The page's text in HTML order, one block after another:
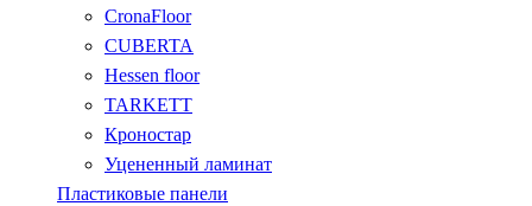
CronaFloor
CUBERTA
Hessen floor
TARKETT
Кроностар
Уцененный ламинат
Пластиковые панели